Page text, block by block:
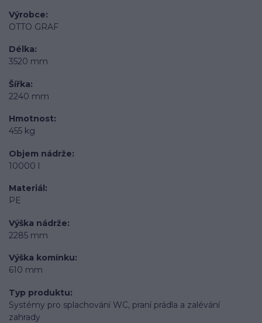
Výrobce
OTTO GRAF
Délka
3520 mm
Šířka
2240 mm
Hmotnost
455 kg
Objem nádrže
10000 l
Materiál
PE
Výška nádrže
2285 mm
Výška komínku
610 mm
Typ produktu
Systémy pro splachování WC, praní prádla a zalévání
zahrady